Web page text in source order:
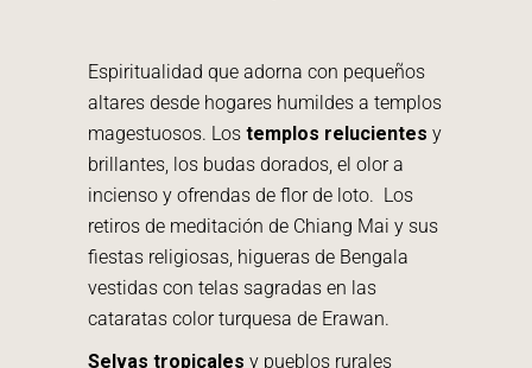
Espiritualidad que adorna con pequeños
altares desde hogares humildes a templos
magestuosos. Los templos relucientes y
brillantes, los budas dorados, el olor a
incienso y ofrendas de flor de loto. Los
retiros de meditación de Chiang Mai y sus
fiestas religiosas, higueras de Bengala
vestidas con telas sagradas en las
cataratas color turquesa de Erawan.
Selvas tropicales y pueblos rurales